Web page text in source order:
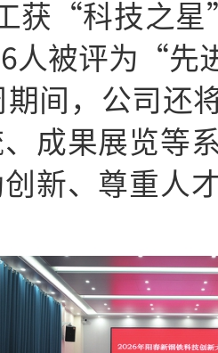
获“科技之
人被评为“先
期间，公司还
成果展览等
新、尊重人